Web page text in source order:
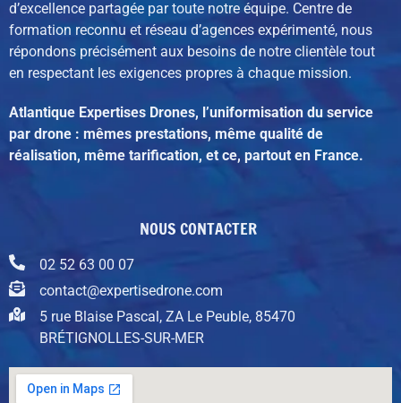
d’excellence partagée par toute notre équipe. Centre de
formation reconnu et réseau d’agences expérimenté, nous
répondons précisément aux besoins de notre clientèle tout
en respectant les exigences propres à chaque mission.
Atlantique Expertises Drones, l’uniformisation du service
par drone : mêmes prestations, même qualité de
réalisation, même tarification, et ce, partout en France.
NOUS CONTACTER
02 52 63 00 07
contact@expertisedrone.com
5 rue Blaise Pascal, ZA Le Peuble, 85470
BRÉTIGNOLLES-SUR-MER